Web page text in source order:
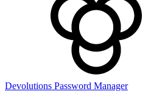
Devolutions Password Manager